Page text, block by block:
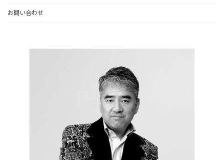
お問い合わせ